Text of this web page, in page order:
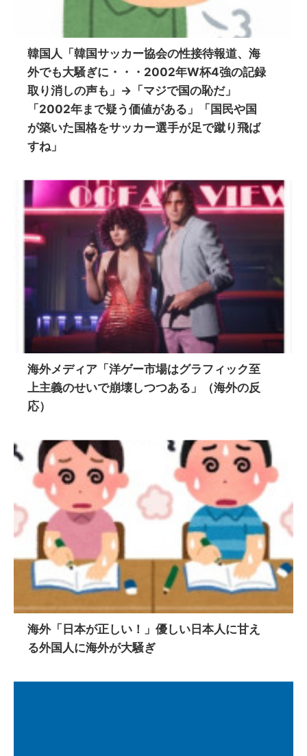
韓国人「韓国サッカー協会の性接待報道、海
外でも大騒ぎに・・・2002年W杯4強の記録
取り消しの声も」→「マジで国の恥だ」
「2002年まで疑う価値がある」「国民や国
が築いた国格をサッカー選手が足で蹴り飛ば
すね」
海外メディア「洋ゲー市場はグラフィック至
上主義のせいで崩壊しつつある」（海外の反
応）
海外「日本が正しい！」優しい日本人に甘え
る外国人に海外が大騒ぎ